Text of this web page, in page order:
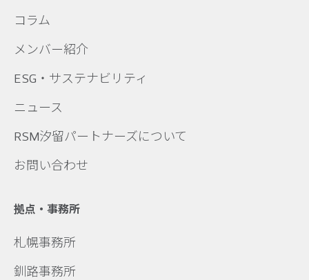
コラム
メンバー紹介
ESG・サステナビリティ
ニュース
RSM汐留パートナーズについて
お問い合わせ
拠点・事務所
札幌事務所
釧路事務所